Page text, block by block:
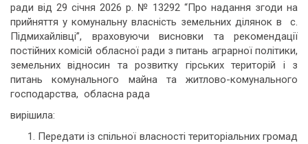
ради від 29 січня 2026 р. № 13292 “Про надання згоди на
прийняття у комунальну власність земельних ділянок в с.
Підмихайлівці”, враховуючи висновки та рекомендації
постійних комісій обласної ради з питань аграрної політики,
земельних відносин та розвитку гірських територій і з
питань комунального майна та житлово-комунального
господарства, обласна рада
вирішила:
Передати із спільної власності територіальних громад